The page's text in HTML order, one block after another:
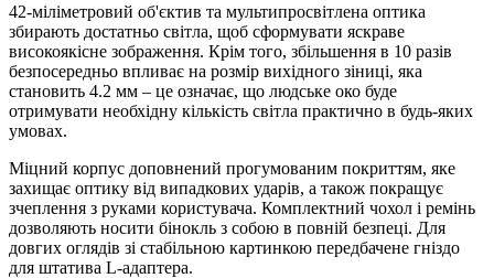
42-міліметровий об'єктив та мультипросвітлена оптика
збирають достатньо світла, щоб сформувати яскраве
високоякісне зображення. Крім того, збільшення в 10 разів
безпосередньо впливає на розмір вихідного зіниці, яка
становить 4.2 мм – це означає, що людське око буде
отримувати необхідну кількість світла практично в будь-яких
умовах.
Міцний корпус доповнений прогумованим покриттям, яке
захищає оптику від випадкових ударів, а також покращує
зчеплення з руками користувача. Комплектний чохол і ремінь
дозволяють носити бінокль з собою в повній безпеці. Для
довгих оглядів зі стабільною картинкою передбачене гніздо
для штатива L-адаптера.